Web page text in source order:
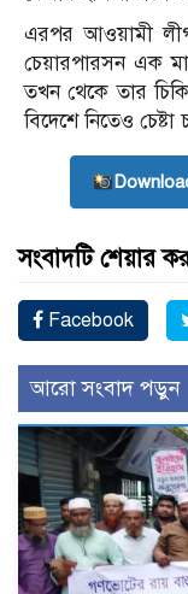
এরপর আওয়ামী
চেয়ারপারসন এক
তখন থেকে তার
বিদেশে নিতেও চেষ্টা
সংবাদটি শেয়ার
Facebook
আরো সংবাদ পড়ুন